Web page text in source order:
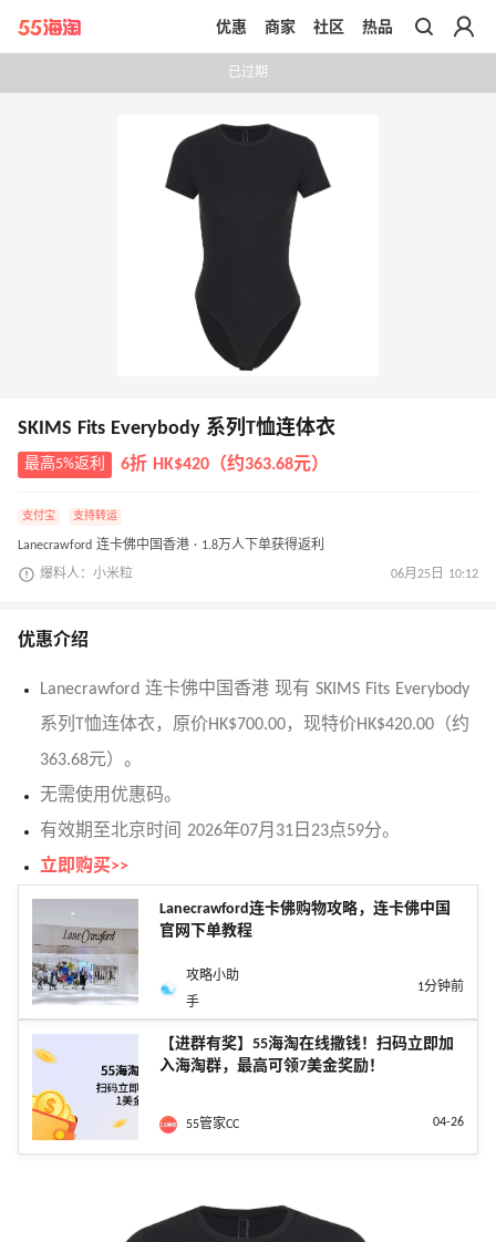
带你去官网买正品
优惠 商家 社区 热品
已过期
SKIMS Fits Everybody 系列T恤连体衣
最高5%返利 6折 HK$420（约363.68元）
支付宝 支持转运
Lanecrawford 连卡佛中国香港 · 1.8万人下单获得返利
爆料人：小米粒 06月25日 10:12
优惠介绍
Lanecrawford 连卡佛中国香港 现有 SKIMS Fits Everybody
系列T恤连体衣，原价HK$700.00，现特价HK$420.00（约
363.68元）。
无需使用优惠码。
有效期至北京时间 2026年07月31日23点59分。
立即购买>>
Lanecrawford连卡佛购物攻略，连卡佛中国
官网下单教程
攻略小助
手
1分钟前
【进群有奖】55海淘在线撒钱！扫码立即加
入海淘群，最高可领7美金奖励！
55管家CC 04-26